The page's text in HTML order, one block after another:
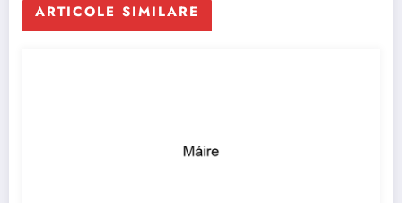
ARTICOLE SIMILARE